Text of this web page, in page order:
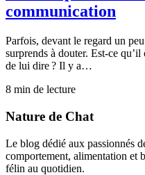
communication
Parfois, devant le regard un
surprends à douter. Est-ce
de lui dire ? Il y a…
8 min de lecture
Nature de Chat
Le blog dédié aux passionnés
comportement, alimentation et
félin au quotidien.